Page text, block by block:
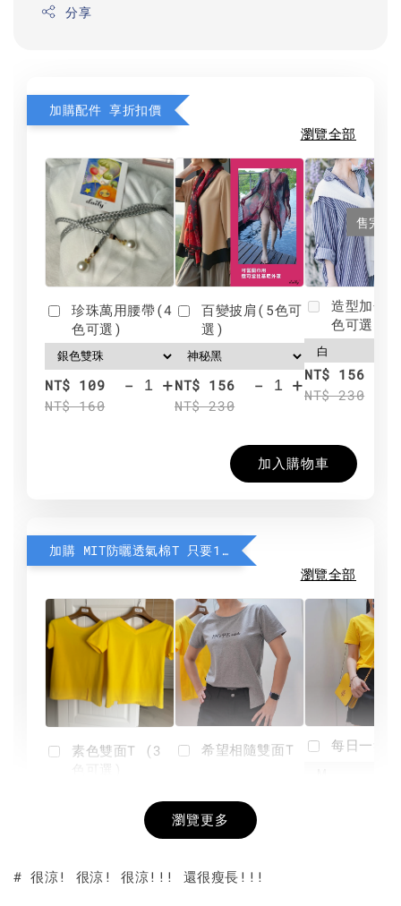
分享
加購配件 享折扣價
瀏覽全部
珍珠萬用腰帶(4
色可選)
NT$ 109
NT$ 160
- +
百變披肩(5色可
選)
NT$ 156
NT$ 230
- +
售完
造型加分
色可選)
NT$ 156
NT$ 230
加入購物車
加購 MIT防曬透氣棉T 只要190元
瀏覽全部
素色雙面T (3
+
希望相隨雙面T
NT$ 190
-
每日一笑
瀏覽更多
# 很涼! 很涼! 很涼!!! 還很瘦長!!!